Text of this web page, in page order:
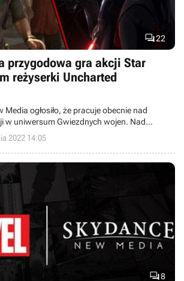
22
przygodowa gra akcji Star
reżyserki Uncharted
Media ogłosiło, że pracuje obecnie nad
w uniwersum Gwiezdnych wojen. Nad
Hennig, która niegdyś pełniła rolę reżyserki
realizowała podobny projekt z EA.
2022 14:05
8